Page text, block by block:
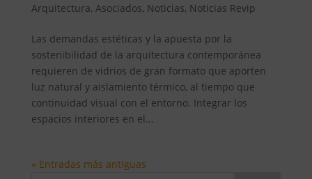
Arquitectura, Asociados, Noticias, Noticias Revip
Las demandas estéticas y la apuesta por la
sostenibilidad de la arquitectura contemporánea
requieren de vidrios de gran formato que aporten
luz natural y aislamiento térmico, al tiempo que
continuidad visual con el entorno. Integrar los
espacios interiores en el...
« Entradas más antiguas